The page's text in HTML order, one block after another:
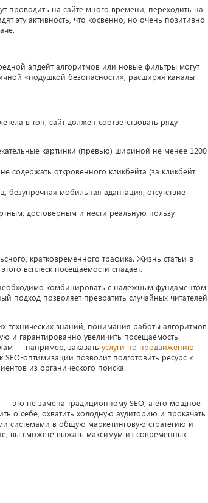
проводить на сайте много времени, переходить на
эту активность, что косвенно, но очень позитивно
апдейт алгоритмов или новые фильтры могут
«подушкой безопасности», расширяя каналы
в топ, сайт должен соответствовать ряду
картинки (превью) шириной не менее 1200
содержать откровенного кликбейта (за кликбейт
безупречная мобильная адаптация, отсутствие
достоверным и нести реальную пользу
кратковременного трафика. Жизнь статьи в
всплеск посещаемости спадает.
комбинировать с надежным фундаментом
подход позволяет превратить случайных читателей
технических знаний, понимания работы алгоритмов
и гарантированно увеличить посещаемость
— например, заказать услуги по продвижению
оптимизации позволит подготовить ресурс к
из органического поиска.
это не замена традиционному SEO, а его мощное
о себе, охватить холодную аудиторию и прокачать
системами в общую маркетинговую стратегию и
вы сможете выжать максимум из современных